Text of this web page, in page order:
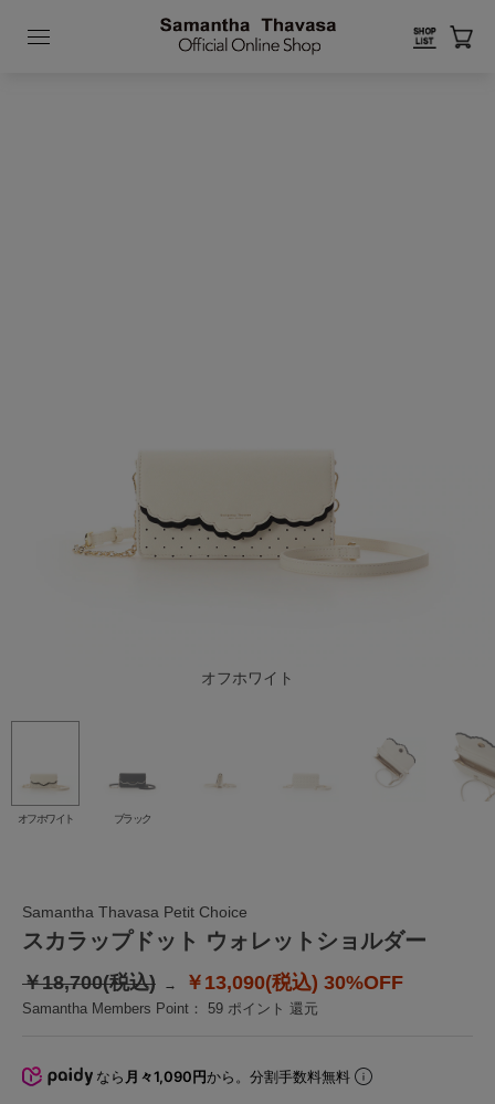
オフホワイト
ブラック
オフホワイト ブラック
Samantha Thavasa Petit Choice
スカラップドット ウォレットショルダー
￥18,700(税込) ￥13,090(税込) 30%OFF
Samantha Members Point： 59 ポイント 還元
なら 月々1,090円から。分割手数料無料